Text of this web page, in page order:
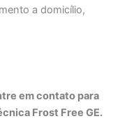
a domicílio,
em contato para
Frost Free GE.